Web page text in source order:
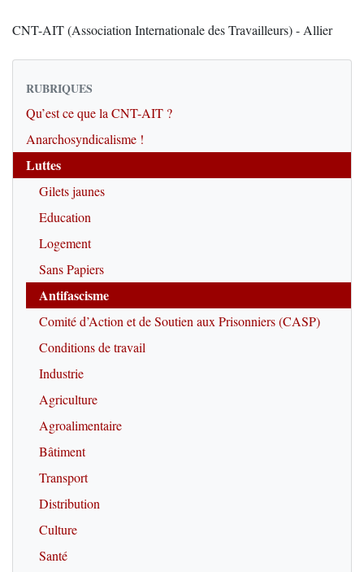
CNT-AIT (Association Internationale des Travailleurs) - Allier
RUBRIQUES
Qu’est ce que la CNT-AIT ?
Anarchosyndicalisme !
Luttes
Gilets jaunes
Education
Logement
Sans Papiers
Antifascisme
Comité d’Action et de Soutien aux Prisonniers (CASP)
Conditions de travail
Industrie
Agriculture
Agroalimentaire
Bâtiment
Transport
Distribution
Culture
Santé